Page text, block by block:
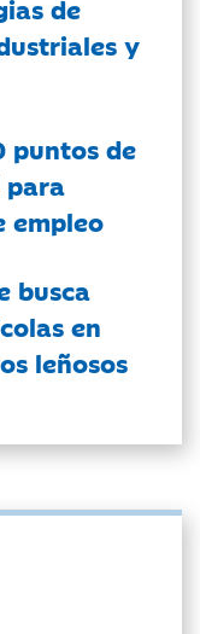
de
y
puntos de
para
empleo
busca
en
leñosos